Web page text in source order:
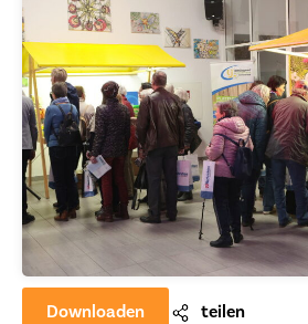
Downloaden teilen